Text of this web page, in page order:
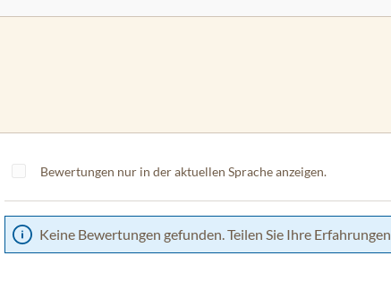
Bewertungen nur in der aktuellen Sprache anzeigen.
Keine Bewertungen gefunden. Teilen Sie Ihre